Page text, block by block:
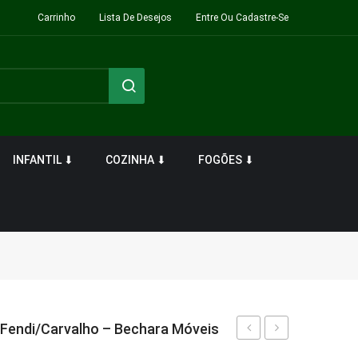
Carrinho Lista De Desejos Entre Ou Cadastre-Se
INFANTIL ⬇ COZINHA ⬇ FOGÕES ⬇
Carvalho – Bechara Móveis